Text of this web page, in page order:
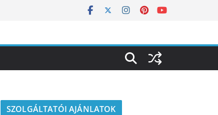
SZOLGÁLTATÓI AJÁNLATOK